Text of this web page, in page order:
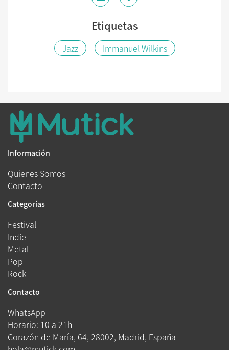
Etiquetas
Jazz Immanuel Wilkins
Información
Quienes Somos
Contacto
Categorías
Festival
Indie
Metal
Pop
Rock
Contacto
WhatsApp
Horario: 10 a 21h
Corazón de María, 64, 28002, Madrid, España